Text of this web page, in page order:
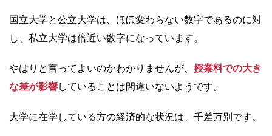
国立大学と公立大学は、ほぼ変わらない数字であるのに対
し、私立大学は倍近い数字になっています。
やはりと言ってよいのかわかりませんが、 授業料での大き
な差が影響していることは間違いないようです。
大学に在学している方の経済的な状況は、千差万別です。